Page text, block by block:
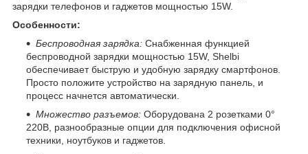
зарядки телефонов и гаджетов мощностью 15W.
Особенности:
Беспроводная зарядка: Снабженная функцией
беспроводной зарядки мощностью 15W, Shelbi
обеспечивает быструю и удобную зарядку смартфонов.
Просто положите устройство на зарядную панель, и
процесс начнется автоматически.
Множество разъемов: Оборудована 2 розетками 0°
220В, разнообразные опции для подключения офисной
техники, ноутбуков и гаджетов.